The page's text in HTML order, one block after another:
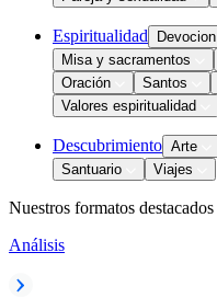
Espiritualidad Devocion
Misa y sacramentos
Oración
Santos
Valores espiritualidad
Descubrimiento Arte
Santuario
Viajes
Nuestros formatos destacados
Análisis